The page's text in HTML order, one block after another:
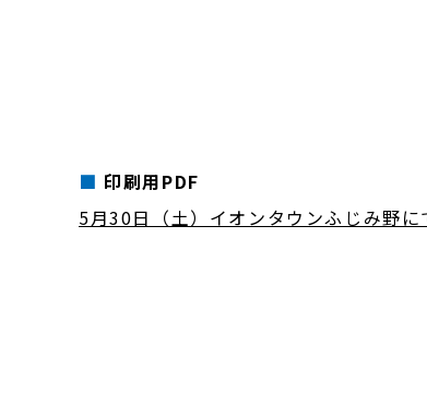
印刷用PDF
5月30日（土）イオンタウンふじみ野